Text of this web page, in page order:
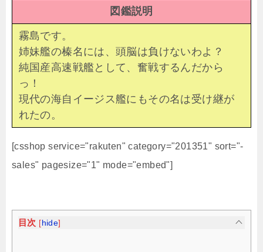
図鑑説明
霧島です。
姉妹艦の榛名には、頭脳は負けないわよ？
純国産高速戦艦として、奮戦するんだから
っ！
現代の海自イージス艦にもその名は受け継が
れたの。
[csshop service="rakuten" category="201351" sort="-
sales" pagesize="1" mode="embed"]
目次 [ hide]